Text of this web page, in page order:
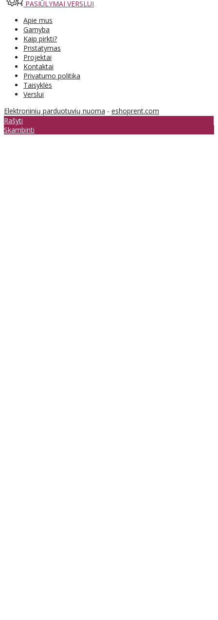
PASIŪLYMAI VERSLUI
Apie mus
Gamyba
Kaip pirkti?
Pristatymas
Projektai
Kontaktai
Privatumo politika
Taisyklės
Verslui
Elektroninių parduotuvių nuoma - eshoprent.com
Rašyti
Skambinti